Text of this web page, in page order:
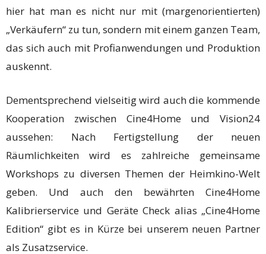
hier hat man es nicht nur mit (margenorientierten)
„Verkäufern“ zu tun, sondern mit einem ganzen Team,
das sich auch mit Profianwendungen und Produktion
auskennt.
Dementsprechend vielseitig wird auch die kommende
Kooperation zwischen Cine4Home und Vision24
aussehen: Nach Fertigstellung der neuen
Räumlichkeiten wird es zahlreiche gemeinsame
Workshops zu diversen Themen der Heimkino-Welt
geben. Und auch den bewährten Cine4Home
Kalibrierservice und Geräte Check alias „Cine4Home
Edition“ gibt es in Kürze bei unserem neuen Partner
als Zusatzservice.